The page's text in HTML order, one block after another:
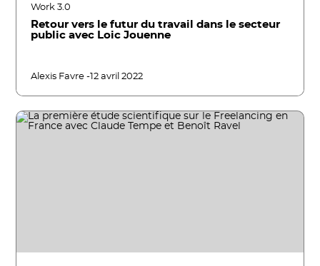
Work 3.0
Retour vers le futur du travail dans le secteur
public avec Loic Jouenne
Alexis Favre -12 avril 2022